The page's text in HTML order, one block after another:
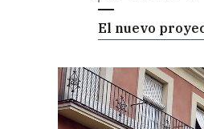
El nuevo